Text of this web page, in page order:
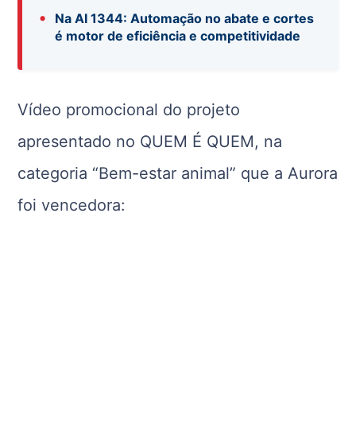
•
Na AI 1344: Automação no abate e cortes
é motor de eficiência e competitividade
Vídeo promocional do projeto
apresentado no QUEM É QUEM, na
categoria “Bem-estar animal” que a Aurora
foi vencedora: